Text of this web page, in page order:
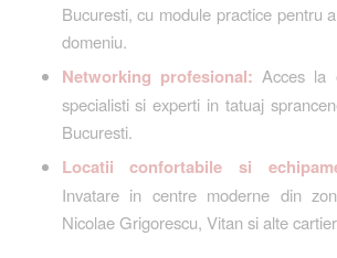
Bucuresti, cu module practice pentru
domeniu.
Networking profesional: Acces la
specialisti si experti in tatuaj
Bucuresti.
Locatii confortabile si
Invatare in centre moderne din
Nicolae Grigorescu, Vitan si alte